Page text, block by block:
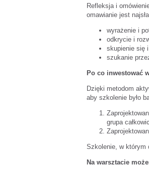
Refleksja i
omawianie jest
wyrażenie i
odkrycie i
skupienie się
szukanie
Po co inwestować
Dzięki metodom
aby szkolenie było
grupa
Szkolenie, w którym
Na warsztacie